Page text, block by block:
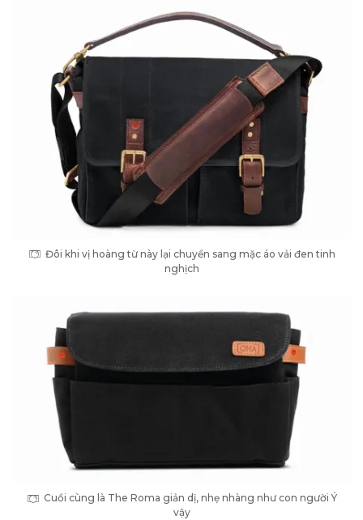
Đôi khi vị hoàng từ này lại chuyển sang mặc áo vải đen tinh
nghịch
Cuồi cùng là The Roma giản dị, nhẹ nhàng như con người Ý
vậy